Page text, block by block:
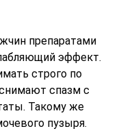
препаратами
эффект.
строго по
спазм с
Такому же
пузыря.